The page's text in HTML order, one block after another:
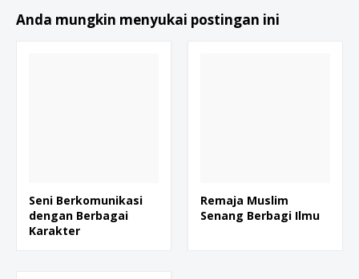
Anda mungkin menyukai postingan ini
Seni Berkomunikasi
dengan Berbagai
Karakter
Remaja Muslim
Senang Berbagi Ilmu